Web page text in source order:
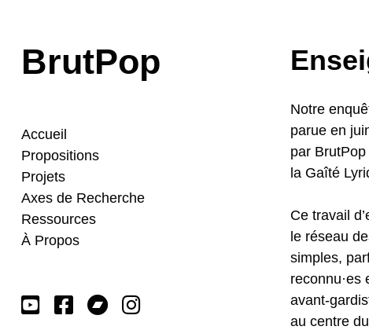
BrutPop
Accueil
Propositions
Projets
Axes de Recherche
Ressources
À Propos
   
Notre
parue en
par
la Gaîté
Ce travail
le réseau
simples,
reconnu·es
avant-
au centre